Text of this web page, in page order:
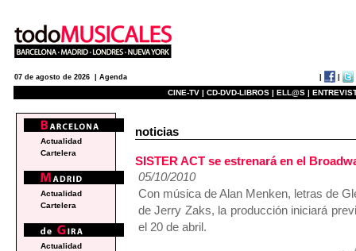
07 de agosto de 2026 | Agenda
CINE-TV | CD-DVD-LIBROS | ELL@S |
noticias
SISTER ACT se estrenará en el
05/10/2010
Con música de Alan Menken, letras de
de Jerry Zaks, la producción iniciará
el 20 de abril.
Actualidad
Cartelera
Actualidad
Cartelera
Actualidad